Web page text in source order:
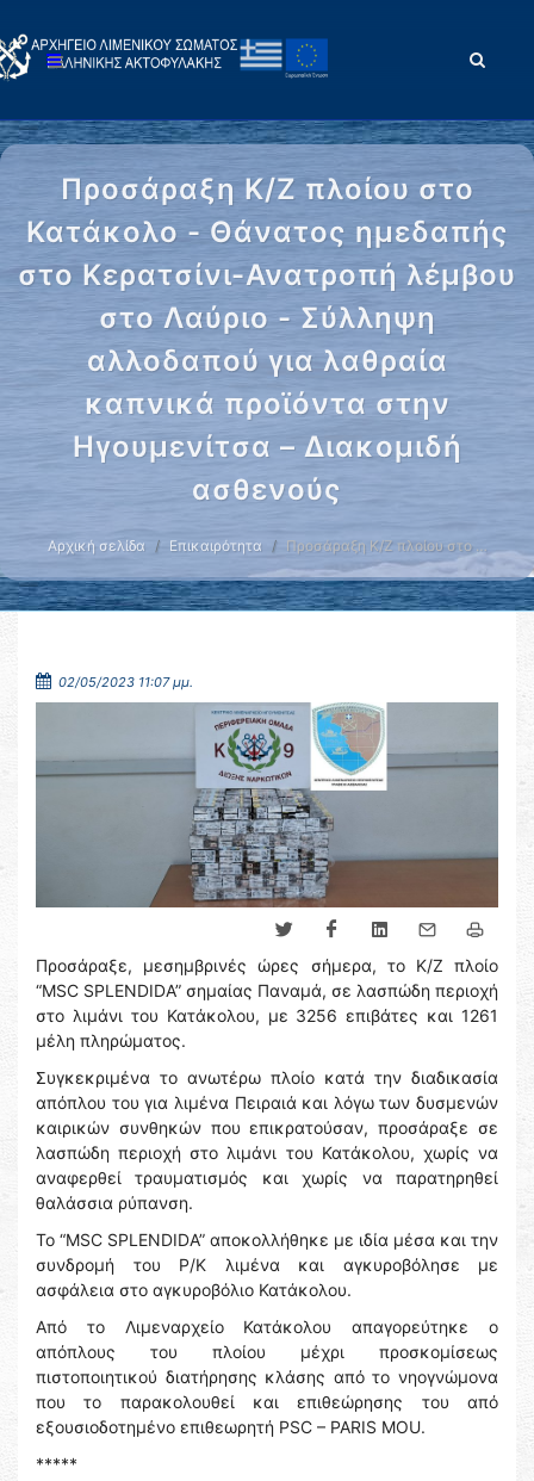
Προσάραξη Κ/Ζ πλοίου στο
Κατάκολο - Θάνατος ημεδαπής
στο Κερατσίνι-Ανατροπή λέμβου
στο Λαύριο - Σύλληψη
αλλοδαπού για λαθραία
καπνικά προϊόντα στην
Ηγουμενίτσα – Διακομιδή
ασθενούς
Αρχική σελίδα Επικαιρότητα Προσάραξη Κ/Ζ πλοίου στο …
02/05/2023 11:07 μμ.
Προσάραξε, μεσημβρινές ώρες σήμερα, το Κ/Ζ πλοίο
“MSC SPLENDIDA” σημαίας Παναμά, σε λασπώδη περιοχή
στο λιμάνι του Κατάκολου, με 3256 επιβάτες και 1261
μέλη πληρώματος.
Συγκεκριμένα το ανωτέρω πλοίο κατά την διαδικασία
απόπλου του για λιμένα Πειραιά και λόγω των δυσμενών
καιρικών συνθηκών που επικρατούσαν, προσάραξε σε
λασπώδη περιοχή στο λιμάνι του Κατάκολου, χωρίς να
αναφερθεί τραυματισμός και χωρίς να παρατηρηθεί
θαλάσσια ρύπανση.
Το “MSC SPLENDIDA” αποκολλήθηκε με ιδία μέσα και την
συνδρομή του Ρ/Κ λιμένα και αγκυροβόλησε με
ασφάλεια στο αγκυροβόλιο Κατάκολου.
Από το Λιμεναρχείο Κατάκολου απαγορεύτηκε ο
απόπλους του πλοίου μέχρι προσκομίσεως
πιστοποιητικού διατήρησης κλάσης από το νηογνώμονα
που το παρακολουθεί και επιθεώρησης του από
εξουσιοδοτημένο επιθεωρητή PSC – PARIS MOU.
*****